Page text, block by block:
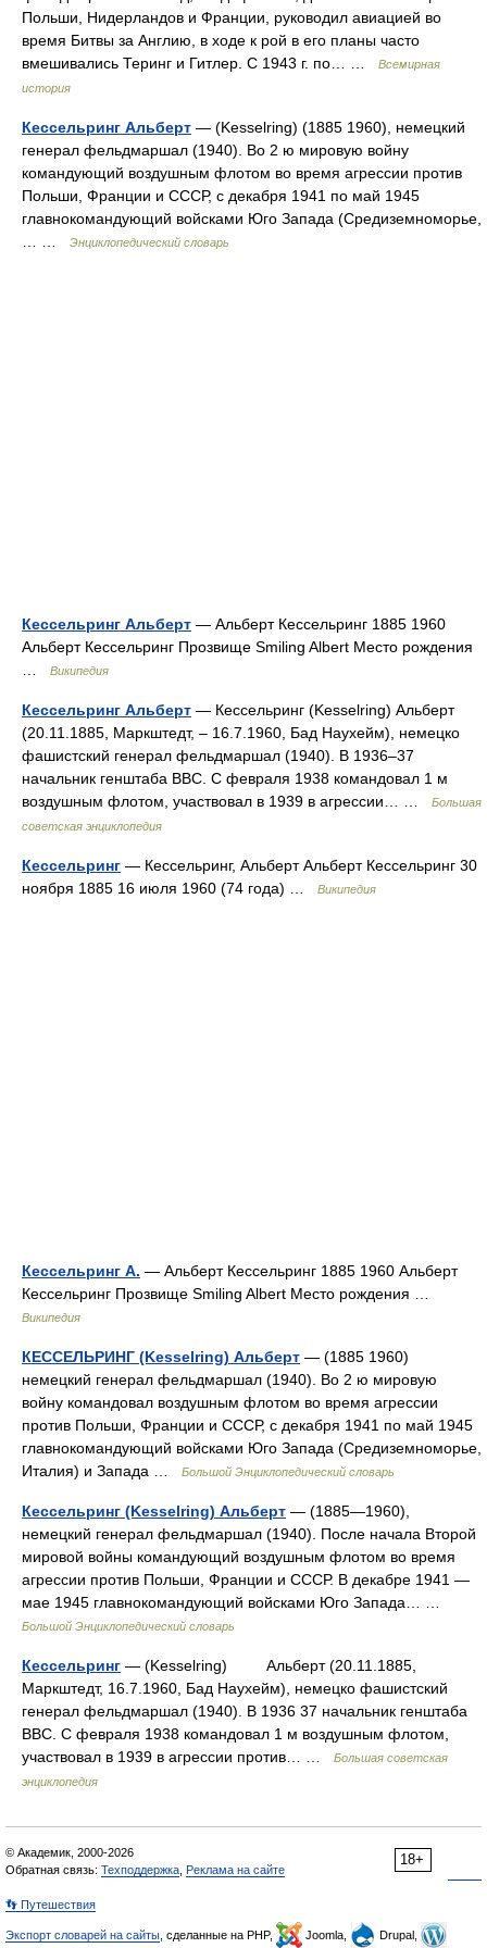
Польши, Нидерландов и Франции, руководил авиацией во
время Битвы за Англию, в ходе к рой в его планы часто
вмешивались Теринг и Гитлер. С 1943 г. по… …
Всемирная
история
Кессельринг Альберт — (Kesselring) (1885 1960), немецкий
генерал фельдмаршал (1940). Во 2 ю мировую войну
командующий воздушным флотом во время агрессии против
Польши, Франции и СССР, с декабря 1941 по май 1945
главнокомандующий войсками Юго Запада (Средиземноморье,
Энциклопедический словарь
Кессельринг Альберт — Альберт Кессельринг 1885 1960
Альберт Кессельринг Прозвище Smiling Albert Место рождения
Википедия
Кессельринг Альберт — Кессельринг (Kesselring) Альберт
(20.11.1885, Маркштедт, ‒ 16.7.1960, Бад Наухейм), немецко
фашистский генерал фельдмаршал (1940). В 1936‒37
начальник генштаба ВВС. С февраля 1938 командовал 1 м
воздушным флотом, участвовал в 1939 в агрессии… …
Большая
советская энциклопедия
Кессельринг — Кессельринг, Альберт Альберт Кессельринг 30
ноября 1885 16 июля 1960 (74 года) …
Википедия
Кессельринг А. — Альберт Кессельринг 1885 1960 Альберт
Кессельринг Прозвище Smiling Albert Место рождения …
Википедия
КЕССЕЛЬРИНГ (Kesselring) Альберт — (1885 1960)
немецкий генерал фельдмаршал (1940). Во 2 ю мировую
войну командовал воздушным флотом во время агрессии
против Польши, Франции и СССР, с декабря 1941 по май 1945
главнокомандующий войсками Юго Запада (Средиземноморье,
Италия) и Запада …
Большой Энциклопедический словарь
Кессельринг (Kеsselring) Альберт — (1885—1960),
немецкий генерал фельдмаршал (1940). После начала Второй
мировой войны командующий воздушным флотом во время
агрессии против Польши, Франции и СССР. В декабре 1941 —
мае 1945 главнокомандующий войсками Юго Запада… …
Большой Энциклопедический словарь
Кессельринг — (Kesselring) Альберт (20.11.1885,
Маркштедт, 16.7.1960, Бад Наухейм), немецко фашистский
генерал фельдмаршал (1940). В 1936 37 начальник генштаба
ВВС. С февраля 1938 командовал 1 м воздушным флотом,
участвовал в 1939 в агрессии против… …
Большая советская
энциклопедия
18+
© Академик, 2000-2026
Обратная связь: Техподдержка Реклама на сайте
👣 Путешествия
Экспорт словарей на сайты , сделанные на PHP, Joomla,
Drupal,